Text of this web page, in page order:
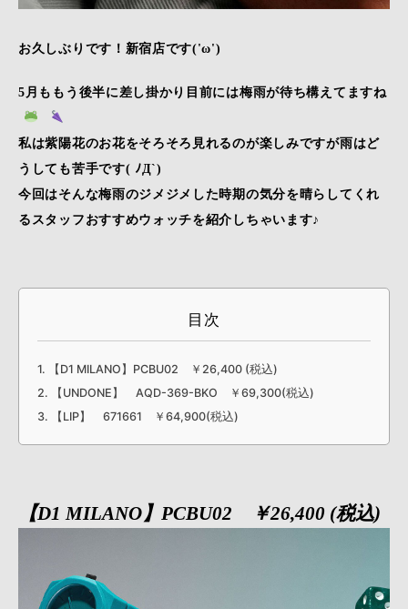
お久しぶりです！新宿店です('ω')
5月ももう後半に差し掛かり目前には梅雨が待ち構えてますね
私は紫陽花のお花をそろそろ見れるのが楽しみですが雨はど
うしても苦手です( ﾉД`)
今回はそんな梅雨のジメジメした時期の気分を晴らしてくれ
るスタッフおすすめウォッチを紹介しちゃいます♪
目次
【D1 MILANO】PCBU02 ￥26,400 (税込)
【UNDONE】 AQD-369-BKO ￥69,300(税込)
【LIP】 671661 ￥64,900(税込)
【D1 MILANO】PCBU02 ￥26,400 (税込)